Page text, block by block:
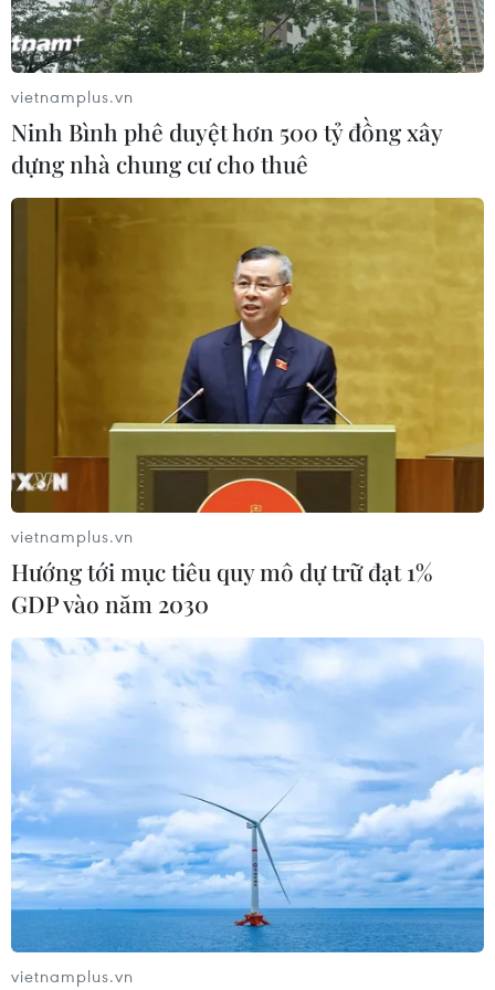
Cần Thơ xem xét đề xuất xây dựng Tổ
hợp Giáo dục-Đào tạo 636 tỷ đồng
06/08/2026 13:24
Cà Mau hợp nhất 4 trường cao đẳng,
tăng quy mô đào tạo nhân lực chất
Các trường đại học sẽ xét tuyển thí
sinh Trường THTP chuyên Tuyên
Quang không vi phạm quy chế
06/08/2026 09:44
Toàn cảnh vụ sai phạm điểm
thi trường THPT chuyên Tuyên
Quang
06/08/2026 09:04
Đắk Lắk tháo gỡ khó khăn, đảm bảo
đủ sách giáo khoa cho năm học mới
06/08/2026 04:12
Bộ GD-ĐT dự kiến điều chỉnh trong
bổ nhiệm chức danh và xếp lương
nhà giáo
vietnamplus.vn
Ninh Bình phê duyệt hơn 500 tỷ đồng xây
dựng nhà chung cư cho thuê
vietnamplus.vn
Hướng tới mục tiêu quy mô dự trữ đạt 1%
GDP vào năm 2030
vietnamplus.vn